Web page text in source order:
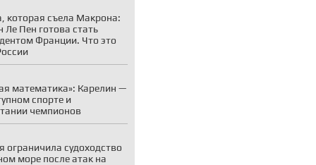
которая съела Макрона:
Ле Пен готова стать
Франции. Что это
математика»: Карелин —
спорте и
чемпионов
ограничила судоходство
море после атак на